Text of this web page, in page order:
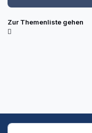
Zur Themenliste gehen